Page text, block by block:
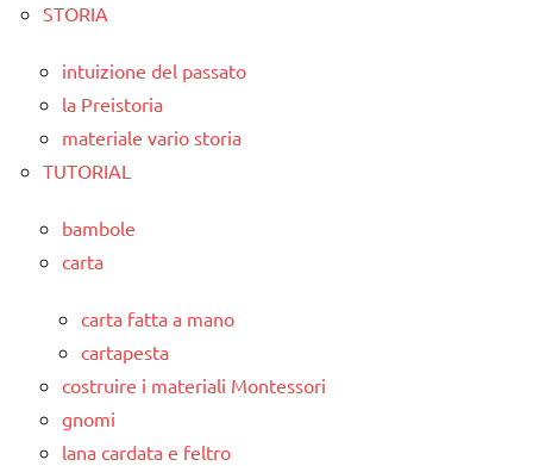
STORIA
intuizione del passato
la Preistoria
materiale vario storia
TUTORIAL
bambole
carta
carta fatta a mano
cartapesta
costruire i materiali Montessori
gnomi
lana cardata e feltro